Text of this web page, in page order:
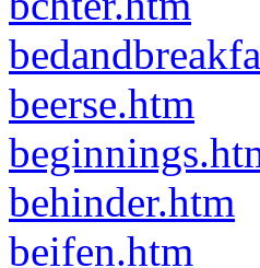
beerse.htm
behinder.htm
beifen.htm